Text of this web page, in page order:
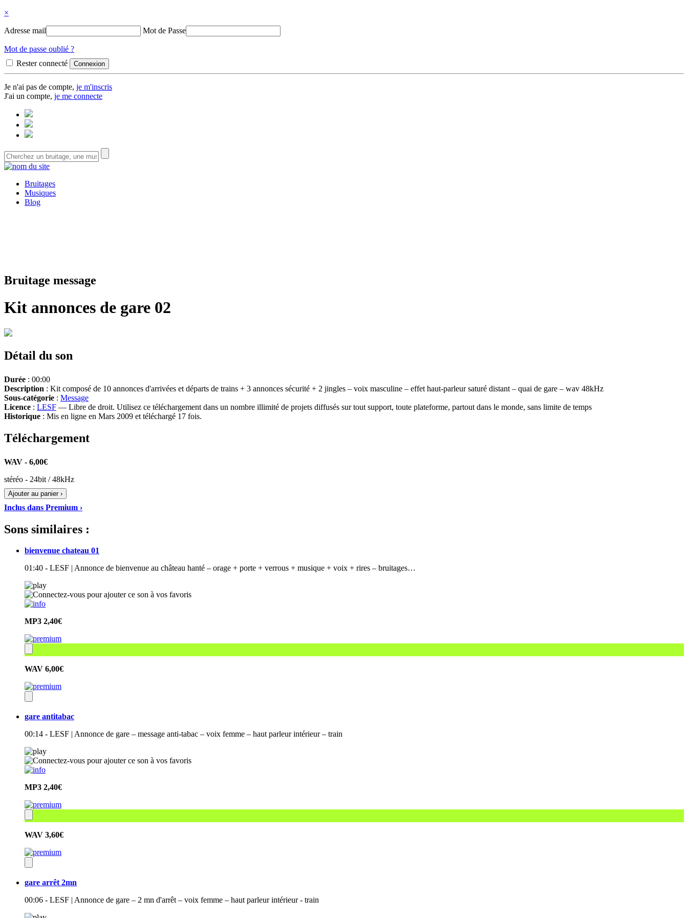
×
Adresse mail Mot de Passe
Mot de passe oublié ?
Rester connecté
Je n'ai pas de compte, je m'inscris
J'ai un compte, je me connecte
Bruitages
Musiques
Blog
Bruitage message
Kit annonces de gare 02
Détail du son
Durée : 00:00
Description : Kit composé de 10 annonces d'arrivées et départs de trains + 3 annonces sécurité + 2 jingles – voix masculine – effet haut-parleur saturé distant – quai de gare – wav 48kHz
Sous-catégorie : Message
Licence : LESF — Libre de droit. Utilisez ce téléchargement dans un nombre illimité de projets diffusés sur tout support, toute plateforme, partout dans le monde, sans limite de temps
Historique : Mis en ligne en Mars 2009 et téléchargé 17 fois.
Téléchargement
WAV - 6,00€
stéréo - 24bit / 48kHz
Ajouter au panier ›
Inclus dans Premium ›
Sons similaires :
bienvenue chateau 01
01:40 - LESF | Annonce de bienvenue au château hanté – orage + porte + verrous + musique + voix + rires – bruitages…
MP3 2,40€
WAV 6,00€
gare antitabac
00:14 - LESF | Annonce de gare – message anti-tabac – voix femme – haut parleur intérieur – train
MP3 2,40€
WAV 3,60€
gare arrêt 2mn
00:06 - LESF | Annonce de gare – 2 mn d'arrêt – voix femme – haut parleur intérieur - train